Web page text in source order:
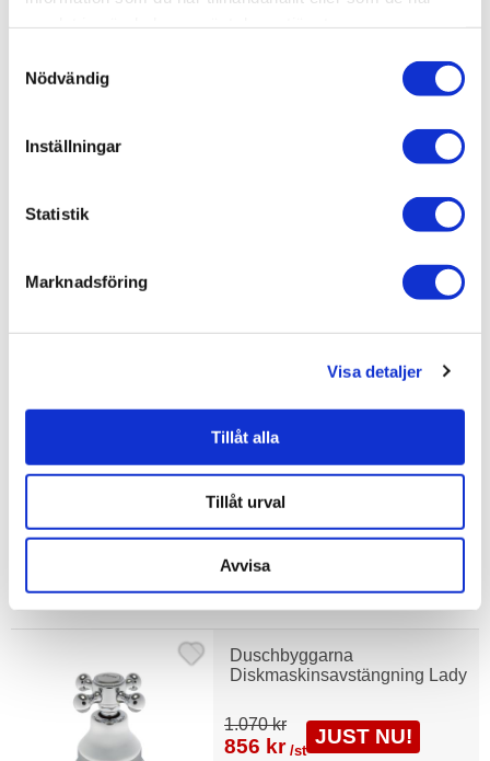
Nödvändig
Inställningar
Statistik
Marknadsföring
Visa detaljer
Tillåt alla
Tillåt urval
Avvisa
Duschbyggarna/SQARP/Teknisk ritning (sv) 19243RAO-DB-
Bad & kök / Kök & tvättstuga / Köksblandare / Tillbehö
Bad & kök
Bad & kök / Kök & tvättstuga /Köksblandare
Liknande produkter
Duschbyggarna
Diskmaskinsavstängning Lady
1.070 kr
856 kr /st
JUST NU!